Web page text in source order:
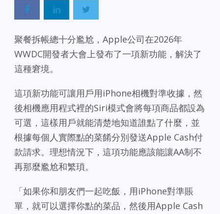
聚餐拆帳總十分尷尬，Apple公司在2026年
WWDC開發者大會上發布了一項新功能，解決了
這種窘境。
這項新功能可讓用戶用iPhone相機對準收據，然
後相機應用程式裡的Siri模式會將每項商品都設為
可選，這樣用戶就能清楚地知道誰點了什麼，並
根據每個人實際點的菜餚分別發送Apple Cash付
款請求。理想情況下，這項功能應該能讓AA制不
再那麼尷尬和繁瑣。
「如果你和朋友們一起吃飯，用iPhone對準賬
單，就可以選擇你點的菜品，然後用Apple Cash